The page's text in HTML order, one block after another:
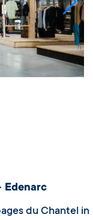
Edenarc
du Chantel in